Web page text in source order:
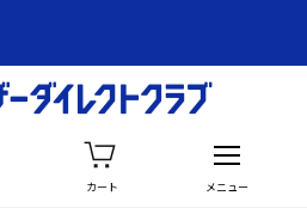
カート メニュー